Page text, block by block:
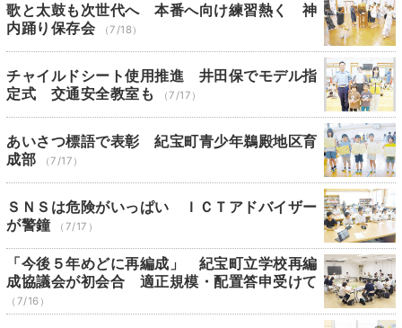
歌と太鼓も次世代へ 本番へ向け練習熱く 神
内踊り保存会
（7/18）
チャイルドシート使用推進 井田保でモデル指
定式 交通安全教室も
（7/17）
あいさつ標語で表彰 紀宝町青少年鵜殿地区育
成部
（7/17）
ＳＮＳは危険がいっぱい ＩＣＴアドバイザー
が警鐘
（7/17）
「今後５年めどに再編成」 紀宝町立学校再編
成協議会が初会合 適正規模・配置答申受けて
（7/16）